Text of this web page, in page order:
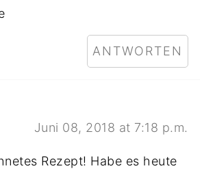
ANTWORTEN
Juni 08, 2018 at 7:18 p.m.
Rezept! Habe es heute